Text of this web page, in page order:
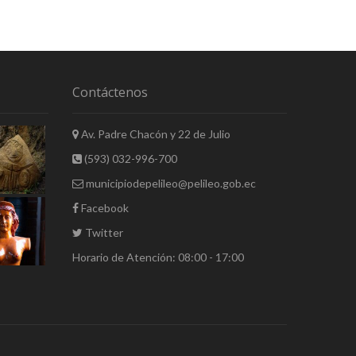
Contáctenos
Av. Padre Chacón y 22 de Julio
(593) 032-996-700
municipiodepelileo@pelileo.gob.ec
Facebook
Twitter
Horario de Atención: 08:00 - 17:00